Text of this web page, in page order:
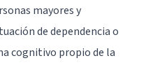
mayores y
de dependencia o
cognitivo propio de la